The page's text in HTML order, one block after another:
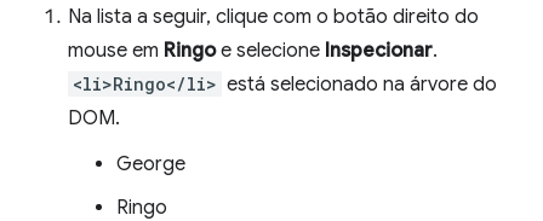
Na lista a seguir, clique com o botão direito do
mouse em Ringoe selecione Inspecionar.
<li>Ringo</li> está selecionado na árvore do
DOM.
George
Ringo